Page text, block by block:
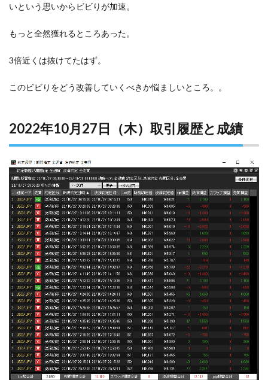
いという思いからビビりが加速。
もっと全然獲れるところあった。
3倍近くは抜けてたはず。
このビビりをどう改善していくべきか悩ましいところ。。
2022年10月27日（木）取引履歴と成績